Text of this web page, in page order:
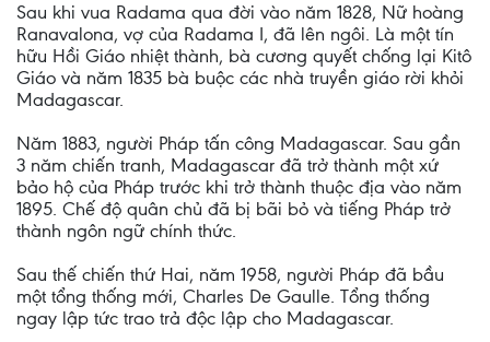
Sau khi vua Radama qua đời vào năm 1828, Nữ hoàng
Ranavalona, ​​vợ của Radama I, đã lên ngôi. Là một tín
hữu Hồi Giáo nhiệt thành, bà cương quyết chống lại Kitô
Giáo và năm 1835 bà buộc các nhà truyền giáo rời khỏi
Madagascar.
Năm 1883, người Pháp tấn công Madagascar. Sau gần
3 năm chiến tranh, Madagascar đã trở thành một xứ
bảo hộ của Pháp trước khi trở thành thuộc địa vào năm
1895. Chế độ quân chủ đã bị bãi bỏ và tiếng Pháp trở
thành ngôn ngữ chính thức.
Sau thế chiến thứ Hai, năm 1958, người Pháp đã bầu
một tổng thống mới, Charles De Gaulle. Tổng thống
ngay lập tức trao trả độc lập cho Madagascar.